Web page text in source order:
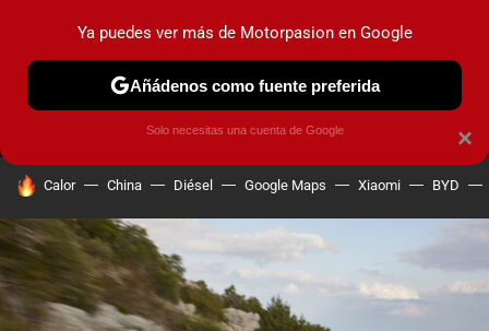
MENÚ NUEVO
COCHES ELÉCTRICOS OBSERVATORIO
HOY SE HABLA DE
Calor China Diésel Google Maps Xiaomi BYD
×
Ya puedes ver más de Motorpasion en Google
Añádenos como fuente preferida
Solo necesitas una cuenta de Google